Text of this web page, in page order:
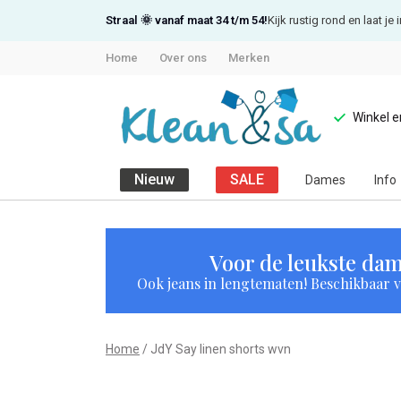
Straal 🌞 vanaf maat 34 t/m 54!Kijk rustig rond en laat je
Home Over ons Merken
Winkel
Nieuw SALE Dames Info
shorts
Voor de leukste
Ook jeans in lengtematen! Beschikbaar
Home JdY Say linen shorts wvn